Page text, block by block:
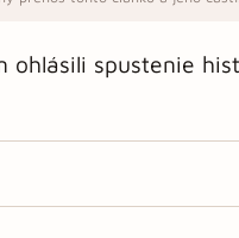
ohlásili spustenie